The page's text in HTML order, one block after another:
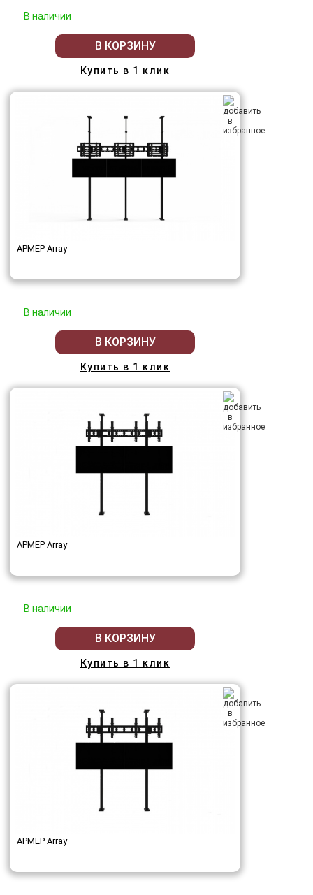
В наличии
В КОРЗИНУ
Купить в 1 клик
АРМЕР Array
В наличии
В КОРЗИНУ
Купить в 1 клик
АРМЕР Array
В наличии
В КОРЗИНУ
Купить в 1 клик
АРМЕР Array